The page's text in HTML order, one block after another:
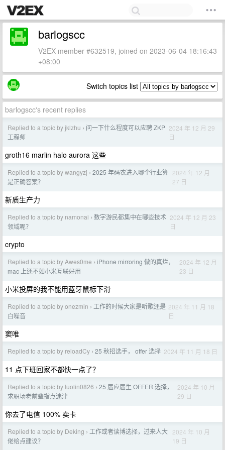
barlogscc
V2EX member #632519, joined on 2023-06-04 18:16:43
+08:00
Switch topics list
barlogscc's recent replies
Replied to a topic by jklzhu › 问一下什么程度可以应聘 ZKP
工程师
2024 年 12 月 29
日
groth16 marlin halo aurora 这些
Replied to a topic by wangyzj › 2025 年码农进入哪个行业算
是正确答案？
2024 年 12 月
27 日
新质生产力
Replied to a topic by namonai › 数字游民都集中在哪些技术
领域呢？
2024 年 12 月 23
日
crypto
Replied to a topic by Awes0me › iPhone mirroring 做的真烂，
mac 上还不如小米互联好用
2024 年 12 月
23 日
小米投屏的我不能用蓝牙鼠标下滑
Replied to a topic by onezmin › 工作的时候大家是听歌还是
白噪音
2024 年 11 月 18
日
窦唯
Replied to a topic by reloadCy › 25 秋招选手， offer 选择 2024 年 11 月 18 日
11 点下班回家不都快一点了？
Replied to a topic by luolin0826 › 25 届应届生 OFFER 选择，
求职场老前辈指点迷津
2024 年 10 月
29 日
你去了电信 100% 卖卡
Replied to a topic by Deking › 工作或者读博选择，过来人大
佬给点建议？
2024 年 10 月
19 日